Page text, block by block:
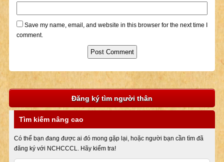
Save my name, email, and website in this browser for the next time I
comment.
Đăng ký tìm người thân
Tìm kiếm nâng cao
Có thể bạn đang được ai đó mong gặp lại, hoặc người bạn cần tìm đã
đăng ký với NCHCCCL. Hãy kiểm tra!